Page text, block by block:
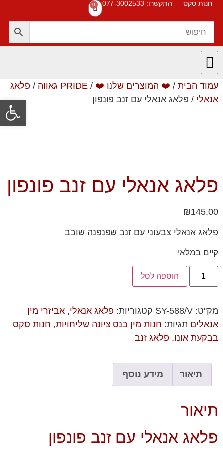
חנות סקס התקשרו: 077-3002533 0
עמוד הבית / ❤️ המוצרים שלנו ❤️ / PRIDE גאווה / פלאג
אנאלי / פלאג אנאלי עם זנב פונפון
פלאג אנאלי עם זנב פונפון
₪145.00
פלאג אנאלי צבעוני עם זנב שפנפנה שובב
קיים במלאי
הוספה לסל
מק"ט: SY-588/V קטגוריות: פלאג אנאלי, אביזרי מין
אנאלים תגיות: חנות מין בנס ציונה שליחויות, חנות סקס
בבקעת אונו, פלאג זנב
תיאור מידע נוסף
תיאור
פלאג אנאלי עם זנב פונפון
פתח